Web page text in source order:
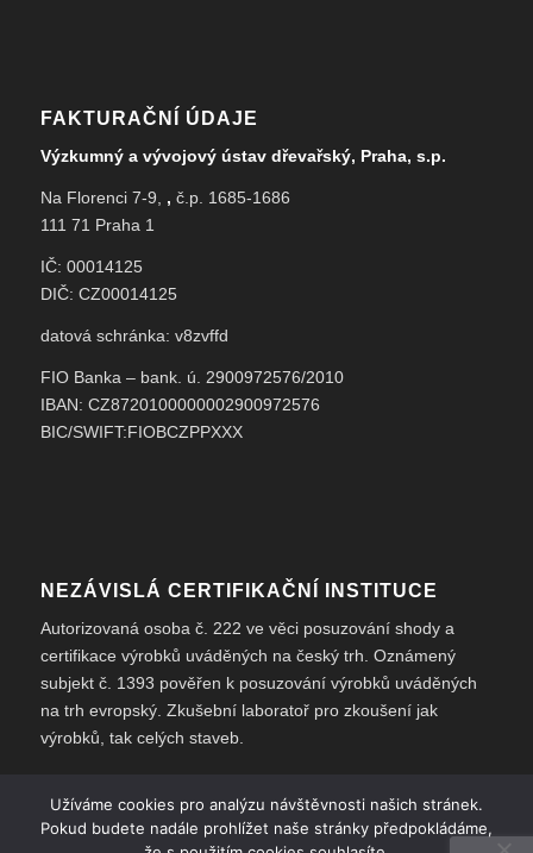
FAKTURAČNÍ ÚDAJE
Výzkumný a vývojový ústav dřevařský, Praha, s.p.
Na Florenci 7-9, , č.p. 1685-1686
111 71 Praha 1
IČ: 00014125
DIČ: CZ00014125
datová schránka: v8zvffd
FIO Banka – bank. ú. 2900972576/2010
IBAN: CZ8720100000002900972576
BIC/SWIFT:FIOBCZPPXXX
NEZÁVISLÁ CERTIFIKAČNÍ INSTITUCE
Autorizovaná osoba č. 222 ve věci posuzování shody a
certifikace výrobků uváděných na český trh. Oznámený
subjekt č. 1393 pověřen k posuzování výrobků uváděných
na trh evropský. Zkušební laboratoř pro zkoušení jak
výrobků, tak celých staveb.
Užíváme cookies pro analýzu návštěvnosti našich stránek.
Pokud budete nadále prohlížet naše stránky předpokládáme,